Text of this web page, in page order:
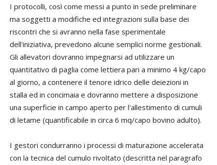
I protocolli, così come messi a punto in sede preliminare
ma soggetti a modifiche ed integrazioni sulla base dei
riscontri che si avranno nella fase sperimentale
dell'iniziativa, prevedono alcune semplici norme gestionali.
Gli allevatori dovranno impegnarsi ad utilizzare un
quantitativo di paglia come lettiera pari a minimo 4 kg/capo
al giorno, a contenere il tenore idrico delle deiezioni in
stalla ed in concimaia e dovranno mettere a disposizione
una superficie in campo aperto per l'allestimento di cumuli
di letame (quantificabile in circa 6 mq/capo bovino adulto).
I gestori condurranno i processi di maturazione accelerata
con la tecnica del cumulo rivoltato (descritta nel paragrafo